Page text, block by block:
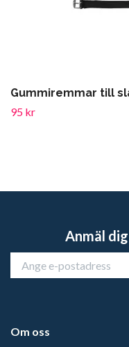
Gummiremmar till
95 kr
Anmäl
Om oss